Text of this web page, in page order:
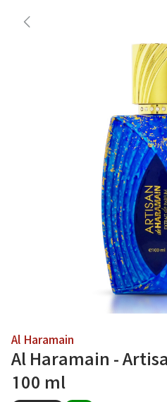
Al Haramain
Al Haramain -
100 ml